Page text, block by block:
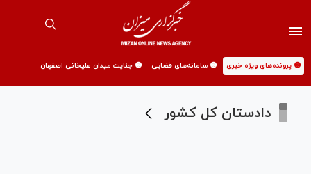
🟡 پرونده‌های ویژه خبری 🟡 سامانه‌های قضایی 🟡 جنایت میدان علیخانی اصفهان
دادستان کل کشور